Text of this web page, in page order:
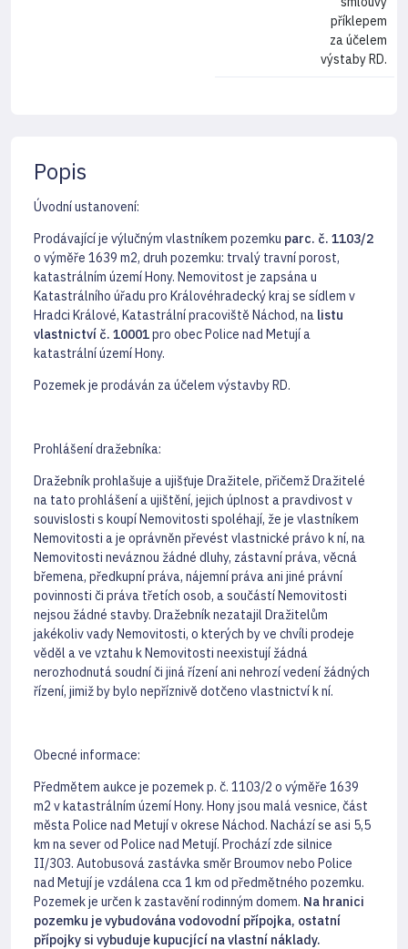
příklepem
za účelem
výstaby RD.
Popis
Úvodní ustanovení:
Prodávající je výlučným vlastníkem pozemku parc. č. 1103/2
o výměře 1639 m2, druh pozemku: trvalý travní porost,
katastrálním území Hony. Nemovitost je zapsána u
Katastrálního úřadu pro Královéhradecký kraj se sídlem v
Hradci Králové, Katastrální pracoviště Náchod, na listu
vlastnictví č. 10001pro obec Police nad Metují a
katastrální území Hony.
Pozemek je prodáván za účelem výstavby RD.
Prohlášení dražebníka:
Dražebník prohlašuje a ujišťuje Dražitele, přičemž Dražitelé
na tato prohlášení a ujištění, jejich úplnost a pravdivost v
souvislosti s koupí Nemovitosti spoléhají, že je vlastníkem
Nemovitosti a je oprávněn převést vlastnické právo k ní, na
Nemovitosti neváznou žádné dluhy, zástavní práva, věcná
břemena, předkupní práva, nájemní práva ani jiné právní
povinnosti či práva třetích osob, a součástí Nemovitosti
nejsou žádné stavby. Dražebník nezatajil Dražitelům
jakékoliv vady Nemovitosti, o kterých by ve chvíli prodeje
věděl a ve vztahu k Nemovitosti neexistují žádná
nerozhodnutá soudní či jiná řízení ani nehrozí vedení žádných
řízení, jimiž by bylo nepříznivě dotčeno vlastnictví k ní.
Obecné informace:
Předmětem aukce je pozemek p. č. 1103/2 o výměře 1639
m2 v katastrálním území Hony. Hony jsou malá vesnice, část
města Police nad Metují v okrese Náchod. Nachází se asi 5,5
km na sever od Police nad Metují. Prochází zde silnice
II/303. Autobusová zastávka směr Broumov nebo Police
nad Metují je vzdálena cca 1 km od předmětného pozemku.
Pozemek je určen k zastavění rodinným domem. Na hranici
pozemku je vybudována vodovodní přípojka, ostatní
přípojky si vybuduje kupucjící na vlastní náklady.